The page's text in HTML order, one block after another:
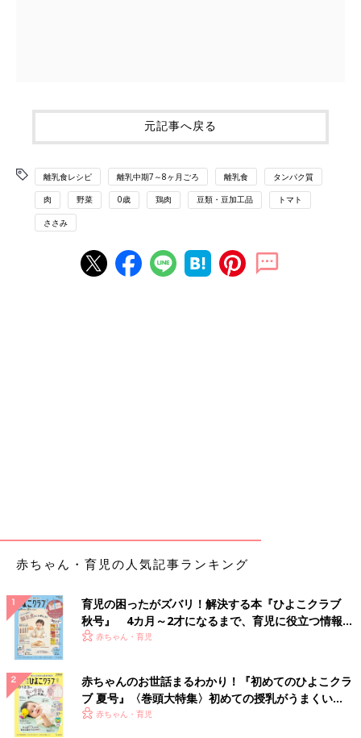
元記事へ戻る
離乳食レシピ 離乳中期7～8ヶ月ごろ 離乳食 タンパク質
肉 野菜 0歳 鶏肉 豆類・豆加工品 トマト
ささみ
赤ちゃん・育児の人気記事ランキング
育児の困ったがズバリ！解決する本『ひよこクラブ
秋号』 4カ月～2才になるまで、育児に役立つ情報が
いっぱい！
赤ちゃん・育児
赤ちゃんのお世話まるわかり！『初めてのひよこクラ
ブ 夏号』〈巻頭大特集〉初めての授乳がうまくい
く！ おっぱい・ミルクの基本と夏のトラブル 解決テ
赤ちゃん・育児